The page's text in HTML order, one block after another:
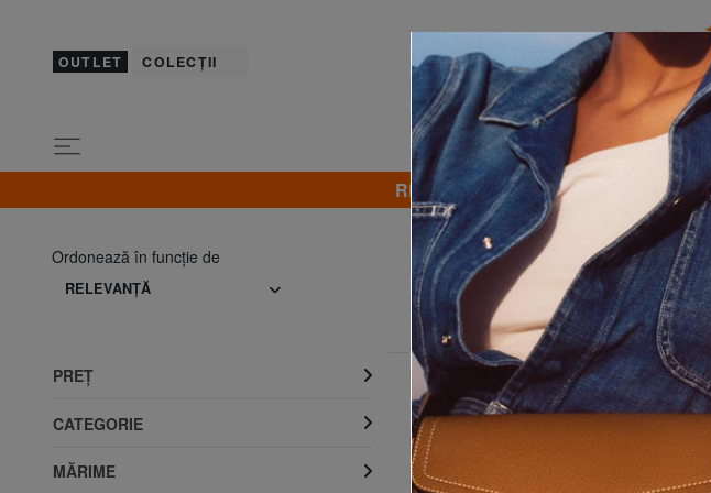
OUTLET COLECȚII
REDUCERI! BRACCIALINI la - 50% |
Ordonează în funcţie de
RELEVANŢĂ
PREŢ
CATEGORIE
MĂRIME